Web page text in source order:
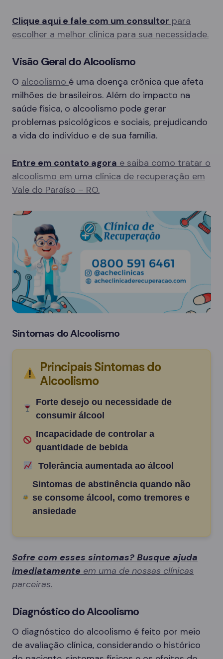
Clique aqui e fale com um consultor para
escolher a melhor clínica para sua necessidade.
Visão Geral do Alcoolismo
O alcoolismo é uma doença crônica que afeta
milhões de brasileiros. Além do impacto na
saúde física, o alcoolismo pode gerar
problemas psicológicos e sociais, prejudicando
a vida do indivíduo e de sua família.
Entre em contato agora e saiba como tratar o
alcoolismo em uma clínica de recuperação em
Vale do Paraíso – RO.
Sintomas do Alcoolismo
Principais Sintomas do
Alcoolismo
Forte desejo ou necessidade de
consumir álcool
Incapacidade de controlar a
quantidade de bebida
Tolerância aumentada ao álcool
Sintomas de abstinência quando não
se consome álcool, como tremores e
ansiedade
Sofre com esses sintomas? Busque ajuda
imediatamente em uma de nossas clínicas
parceiras.
Diagnóstico do Alcoolismo
O diagnóstico do alcoolismo é feito por meio
de avaliação clínica, considerando o histórico